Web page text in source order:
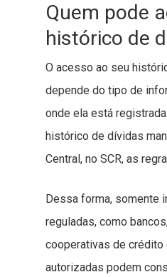
Quem pode
histórico de
O acesso ao seu
depende do tipo de
onde ela está
histórico de dívidas
Central, no SCR, as
Dessa forma, somente
reguladas, como
cooperativas de crédito
autorizadas podem